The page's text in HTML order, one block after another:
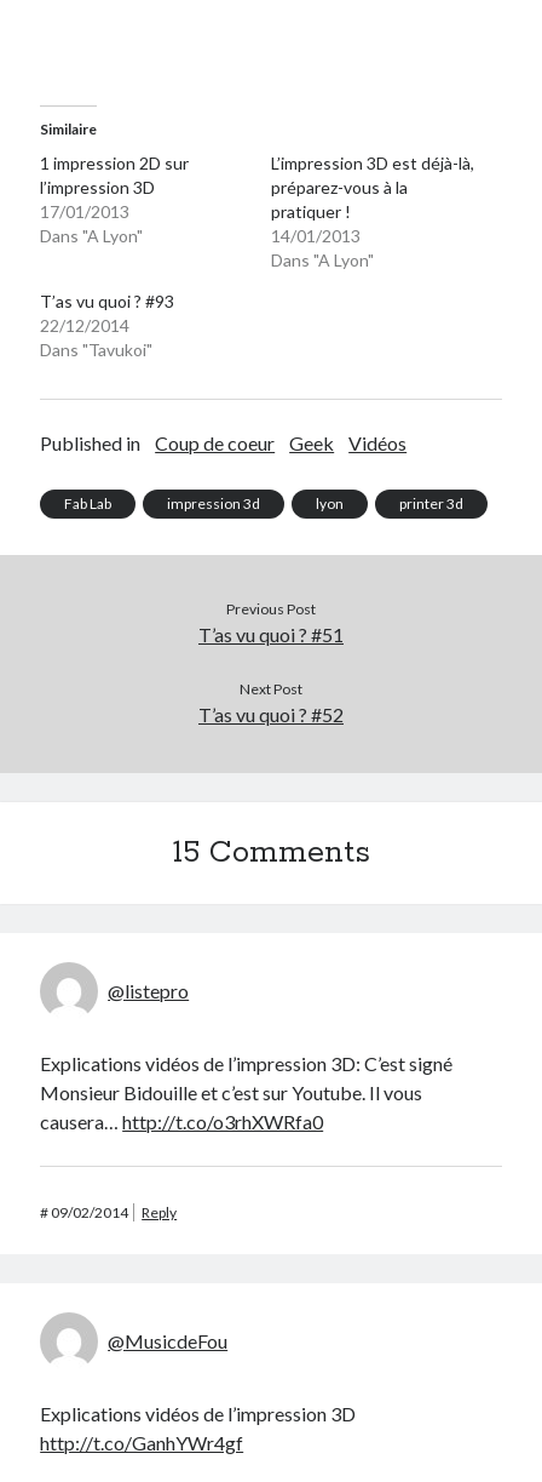
Similaire
1 impression 2D sur
l’impression 3D
17/01/2013
Dans "A Lyon"
L’impression 3D est déjà-là,
préparez-vous à la
pratiquer !
14/01/2013
Dans "A Lyon"
T’as vu quoi ? #93
22/12/2014
Dans "Tavukoi"
Published in Coup de coeur Geek Vidéos
Fab Lab impression 3d lyon printer 3d
Previous Post
T’as vu quoi ? #51
Next Post
T’as vu quoi ? #52
15 Comments
@listepro
Explications vidéos de l’impression 3D: C’est signé
Monsieur Bidouille et c’est sur Youtube. Il vous
causera…http://t.co/o3rhXWRfa0
#09/02/2014 Reply
@MusicdeFou
Explications vidéos de l’impression 3D
http://t.co/GanhYWr4gf